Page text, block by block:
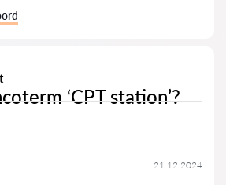
‘CPT station’?
21.12.2024